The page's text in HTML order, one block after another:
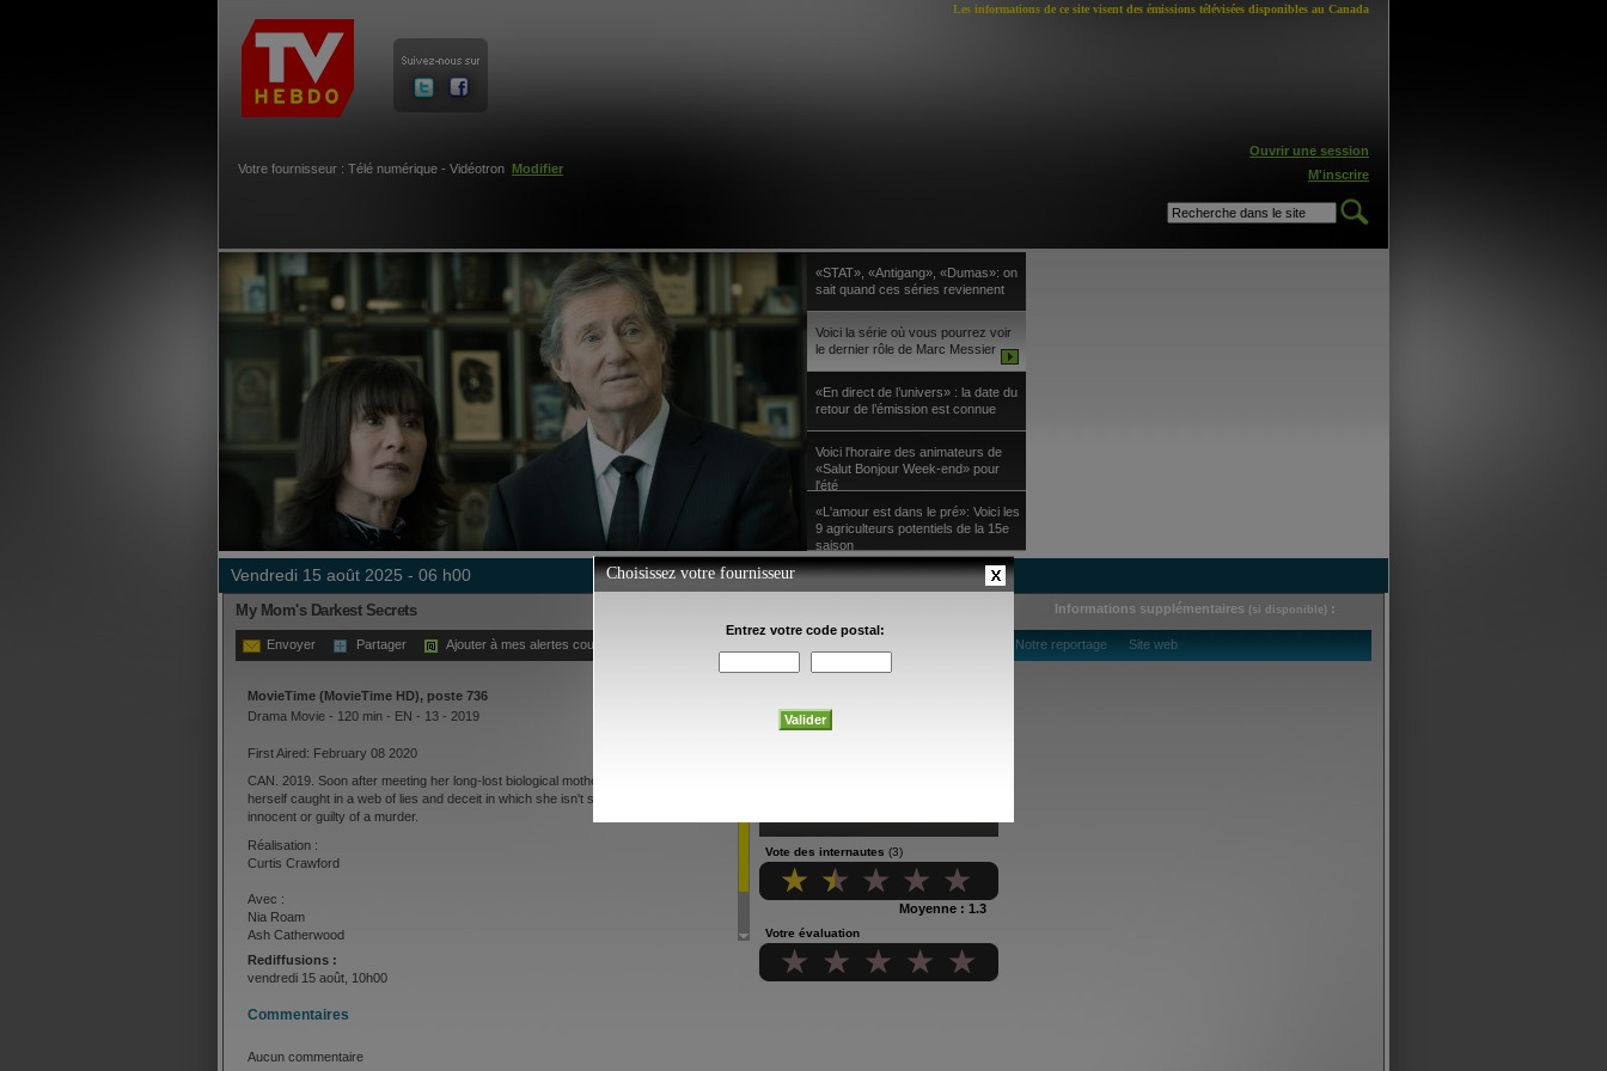
Les informations de ce site visent des émissions télévisées disponibles au Canada
Votre fournisseur : Télé numérique - Vidéotron Modifier
Ouvrir une session
M'inscrire
«STAT», «Antigang», «Dumas»: on
sait quand ces séries reviennent
Voici la série où vous pourrez voir
le dernier rôle de Marc Messier
«En direct de l’univers» : la date du
retour de l’émission est connue
Voici l'horaire des animateurs de
«Salut Bonjour Week-end» pour
l'été
«L'amour est dans le pré»: Voici les
9 agriculteurs potentiels de la 15e
saison
vendredi 15 août 2025 - 06 h00
My Mom's Darkest Secrets Informations supplémentaires (si disponible) :
Envoyer Partager Ajouter à mes alertes courriel Notre reportage Site web
MovieTime (MovieTime HD), poste 736
Drama Movie - 120 min - EN - 13 - 2019
First Aired: February 08 2020
CAN. 2019. Soon after meeting her long-lost biological mother, a young woman finds
herself caught in a web of lies and deceit in which she isn't sure if her mother is
innocent or guilty of a murder.
Réalisation :
Curtis Crawford
Avec :
Nia Roam
Ash Catherwood
Michael Coady
Laurie Fortier
Rediffusions :
vendredi 15 août, 10h00
Commentaires
Aucun commentaire
Vote des internautes (3)
Moyenne : 1.3
Votre évaluation